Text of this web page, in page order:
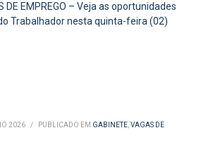
DE EMPREGO – Veja as oportunidades
Trabalhador nesta quinta-feira (02)
2026 / PUBLICADO EM GABINETE,VAGAS DE